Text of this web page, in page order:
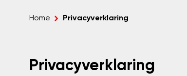
Home Privacyverklaring
Privacyverklaring